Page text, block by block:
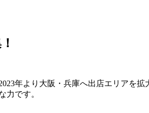
年より大阪・兵庫へ出店エリアを拡
力です。